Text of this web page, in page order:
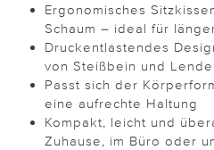
Ergonomisches
Schaum – ideal für
Druckentlastendes
von Steißbein und
Passt sich der
eine aufrechte Haltung
Kompakt, leicht und
Zuhause, im Büro oder